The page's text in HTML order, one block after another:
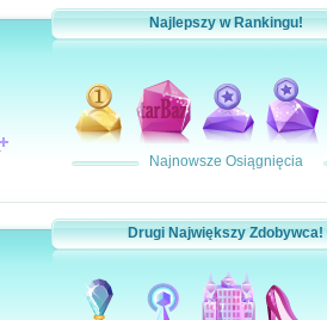
Najlepszy w Rankingu!
Najnowsze Osiągnięcia
Drugi Największy Zdobywca!